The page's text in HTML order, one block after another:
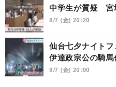
中学生が質疑 宮
8/7 (金) 20:20
仙台七夕ナイト
伊達政宗公の騎馬
8/7 (金) 20:00